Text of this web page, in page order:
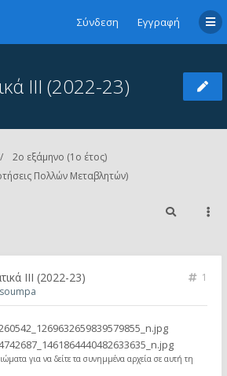
Σύνδεση Εγγραφή
ΙΙΙ (2022-23)
2ο εξάμηνο (1ο έτος)
Πολλών Μεταβλητών)
ΙΙΙ (2022-23)
1
για να δείτε τα συνημμένα αρχεία σε αυτή τη